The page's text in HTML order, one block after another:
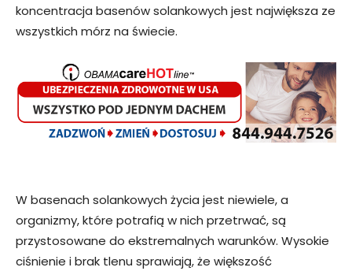
koncentracja basenów solankowych jest największa ze
wszystkich mórz na świecie.
W basenach solankowych życia jest niewiele, a
organizmy, które potrafią w nich przetrwać, są
przystosowane do ekstremalnych warunków. Wysokie
ciśnienie i brak tlenu sprawiają, że większość